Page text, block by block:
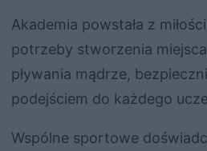
Akademia powstała z
potrzeby stworzenia
pływania mądrze,
podejściem do każdego
Wspólne sportowe